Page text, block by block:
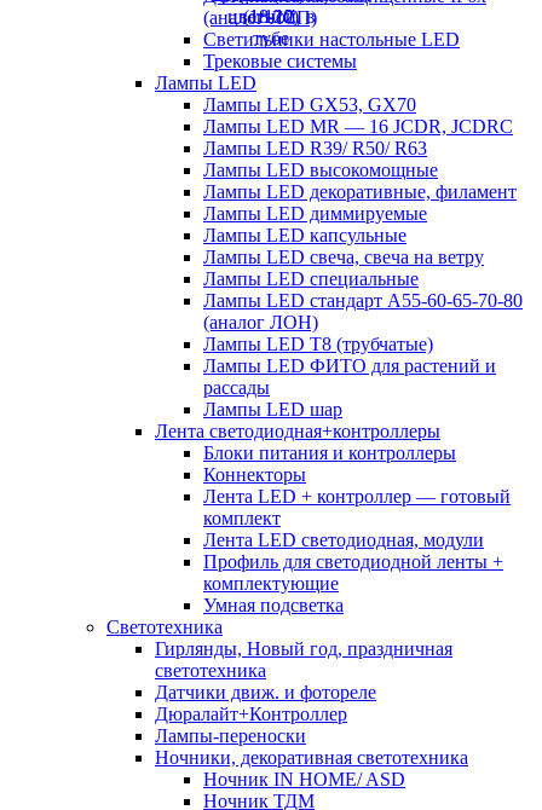
(аналог ЛСП)
Светильники настольные LED
Трековые системы
Лампы LED
Лампы LED GX53, GX70
Лампы LED MR — 16 JCDR, JCDRC
Лампы LED R39/ R50/ R63
Лампы LED высокомощные
Лампы LED декоративные, филамент
Лампы LED диммируемые
Лампы LED капсульные
Лампы LED свеча, свеча на ветру
Лампы LED специальные
Лампы LED стандарт А55-60-65-70-80
(аналог ЛОН)
Лампы LED Т8 (трубчатые)
Лампы LED ФИТО для растений и
рассады
Лампы LED шар
Лента светодиодная+контроллеры
Блоки питания и контроллеры
Коннекторы
Лента LED + контроллер — готовый
комплект
Лента LED светодиодная, модули
Профиль для светодиодной ленты +
комплектующие
Умная подсветка
Светотехника
Гирлянды, Новый год, праздничная
светотехника
Датчики движ. и фотореле
Дюралайт+Контроллер
Лампы-переноски
Ночники, декоративная светотехника
Ночник IN HOME/ ASD
Ночник ТДМ